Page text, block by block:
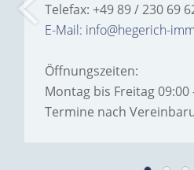
Telefax: +49 89 / 230 69
E-Mail: info@hegerich-
Öffnungszeiten:
Montag bis Freitag 09:00
Termine nach